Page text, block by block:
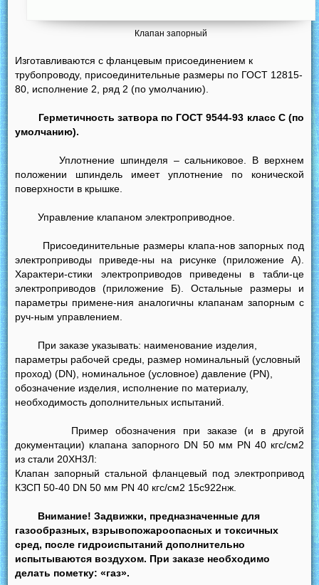
Клапан запорный
Изготавливаются с фланцевым присоединением к
трубопроводу, присоединительные размеры по ГОСТ 12815-
80, исполнение 2, ряд 2 (по умолчанию).
Герметичность затвора по ГОСТ 9544-93 класс С (по
умолчанию).
Уплотнение шпинделя – сальниковое. В верхнем
положении шпиндель имеет уплотнение по конической
поверхности в крышке.
Управление клапаном электроприводное.
Присоединительные размеры клапа-нов запорных под
электроприводы приведе-ны на рисунке (приложение А).
Характери-стики электроприводов приведены в табли-це
электроприводов (приложение Б). Остальные размеры и
параметры примене-ния аналогичны клапанам запорным с
руч-ным управлением.
При заказе указывать: наименование изделия,
параметры рабочей среды, размер номинальный (условный
проход) (DN), номинальное (условное) давление (PN),
обозначение изделия, исполнение по материалу,
необходимость дополнительных испытаний.
Пример обозначения при заказе (и в другой
документации) клапана запорного DN 50 мм PN 40 кгс/см2
из стали 20ХН3Л:
Клапан запорный стальной фланцевый под электропривод
КЗСП 50-40 DN 50 мм PN 40 кгс/см2 15с922нж.
Внимание! Задвижки, предназначенные для
газообразных, взрывопожароопасных и токсичных
сред, после гидроиспытаний дополнительно
испытываются воздухом. При заказе необходимо
делать пометку: «газ».